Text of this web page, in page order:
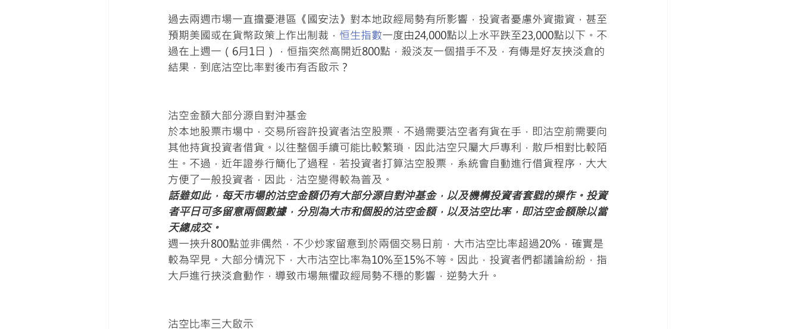
過去兩週市場一直擔憂港區《國安法》對本地政經局勢有所影響，投資者憂慮外資撒資，甚至
預期美國或在貨幣政策上作出制裁， 恒生指數一度由24,000點以上水平跌至23,000點以下。不
過在上週一（6月1日），恒指突然高開近800點，殺淡友一個措手不及，有傳是好友挾淡倉的
結果，到底沽空比率對後市有否啟示？
沽空金額大部分源自對沖基金
於本地股票市場中，交易所容許投資者沽空股票，不過需要沽空者有貨在手，即沽空前需要向
其他持貨投資者借貨。以往整個手續可能比較繁瑣，因此沽空只屬大戶專利，散戶相對比較陌
生。不過，近年證券行簡化了過程，若投資者打算沽空股票，系統會自動進行借貨程序，大大
方便了一般投資者，因此，沽空變得較為普及。
話雖如此，每天市場的沽空金額仍有大部分源自對沖基金，以及機構投資者套戥的操作。投資
者平日可多留意兩個數據，分別為大市和個股的沽空金額，以及沽空比率，即沽空金額除以當
天總成交。
週一挾升800點並非偶然，不少炒家留意到於兩個交易日前，大市沽空比率超過20%，確實是
較為罕見。大部分情況下，大市沽空比率為10%至15%不等。因此，投資者們都議論紛紛，指
大戶進行挾淡倉動作，導致市場無懼政經局勢不穩的影響，逆勢大升。
沽空比率三大啟示